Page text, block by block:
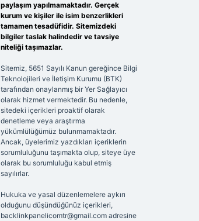
paylaşım yapılmamaktadır. Gerçek
kurum ve kişiler ile isim benzerlikleri
tamamen tesadüfidir. Sitemizdeki
bilgiler taslak halindedir ve tavsiye
niteliği taşımazlar.
Sitemiz, 5651 Sayılı Kanun gereğince Bilgi
Teknolojileri ve İletişim Kurumu (BTK)
tarafından onaylanmış bir Yer Sağlayıcı
olarak hizmet vermektedir. Bu nedenle,
sitedeki içerikleri proaktif olarak
denetleme veya araştırma
yükümlülüğümüz bulunmamaktadır.
Ancak, üyelerimiz yazdıkları içeriklerin
sorumluluğunu taşımakta olup, siteye üye
olarak bu sorumluluğu kabul etmiş
sayılırlar.
Hukuka ve yasal düzenlemelere aykırı
olduğunu düşündüğünüz içerikleri,
backlinkpanelicomtr@gmail.comadresine